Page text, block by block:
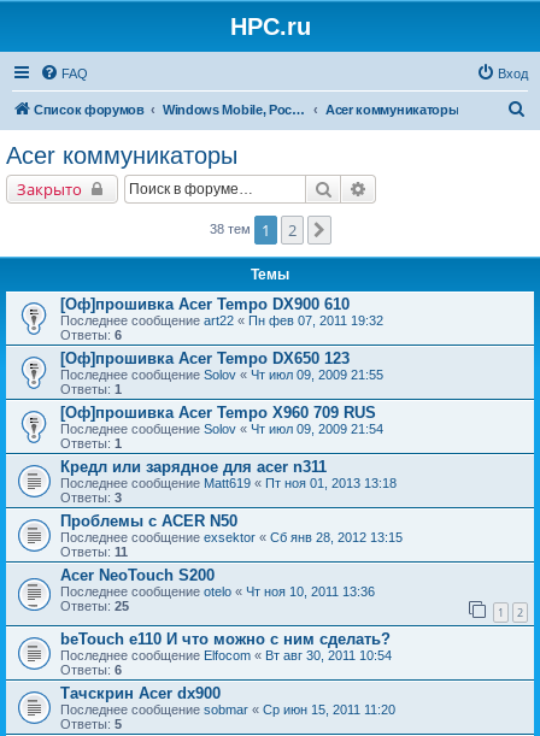
HPC.ru
FAQ Вход
Список форумов Windows Mobile, Pocket PC, MS Smartphone Acer коммуникаторы
Acer коммуникаторы
Закрыто Поиск
38 тем 1 2
Темы
[Оф]прошивка Acer Tempo DX900 610
Последнее сообщение art22 « Пн фев 07, 2011 19:32
Ответы: 6
[Оф]прошивка Acer Tempo DX650 123
Последнее сообщение Solov « Чт июл 09, 2009 21:55
Ответы: 1
[Оф]прошивка Acer Tempo X960 709 RUS
Последнее сообщение Solov « Чт июл 09, 2009 21:54
Ответы: 1
Кредл или зарядное для acer n311
Последнее сообщение Matt619 « Пт ноя 01, 2013 13:18
Ответы: 3
Проблемы с ACER N50
Последнее сообщение exsektor « Сб янв 28, 2012 13:15
Ответы: 11
Acer NeoTouch S200
Последнее сообщение otelo « Чт ноя 10, 2011 13:36
Ответы: 25 1 2
beTouch e110 И что можно с ним сделать?
Последнее сообщение Elfocom « Вт авг 30, 2011 10:54
Ответы: 6
Тачскрин Acer dx900
Последнее сообщение sobmar « Ср июн 15, 2011 11:20
Ответы: 5